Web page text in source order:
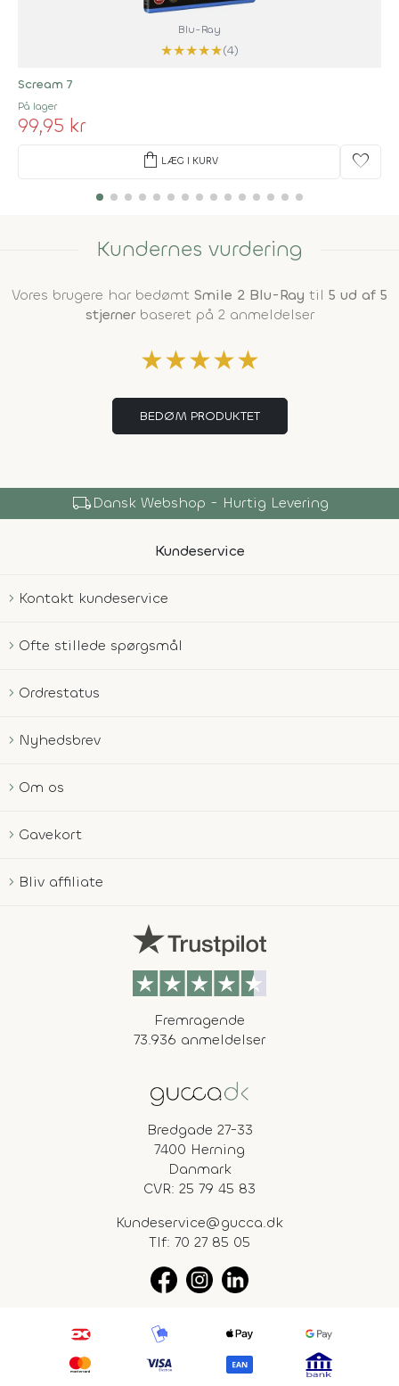
Blu-Ray
★★★★★(4)
Scream 7
På lager
99,95 kr
shopping_bag LÆG I KURV favorite
Kundernes vurdering
Vores brugere har bedømt Smile 2 Blu-Ray til 5 ud af 5
stjernerbaseret på 2 anmeldelser
★★★★★
BEDØM PRODUKTET
local_shippingDansk Webshop - Hurtig Levering
Kundeservice
Kontakt kundeservice
Ofte stillede spørgsmål
Ordrestatus
Nyhedsbrev
Om os
Gavekort
Bliv affiliate
Fremragende
73.936 anmeldelser
Bredgade 27-33
7400 Herning
Danmark
CVR: 25 79 45 83
Kundeservice@gucca.dk
Tlf: 70 27 85 05